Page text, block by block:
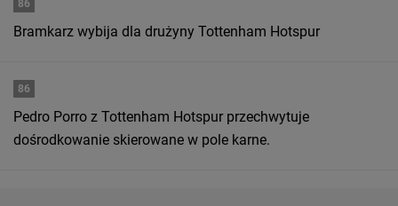
86
Bramkarz wybija dla drużyny Tottenham Hotspur
86
Pedro Porro z Tottenham Hotspur przechwytuje
dośrodkowanie skierowane w pole karne.